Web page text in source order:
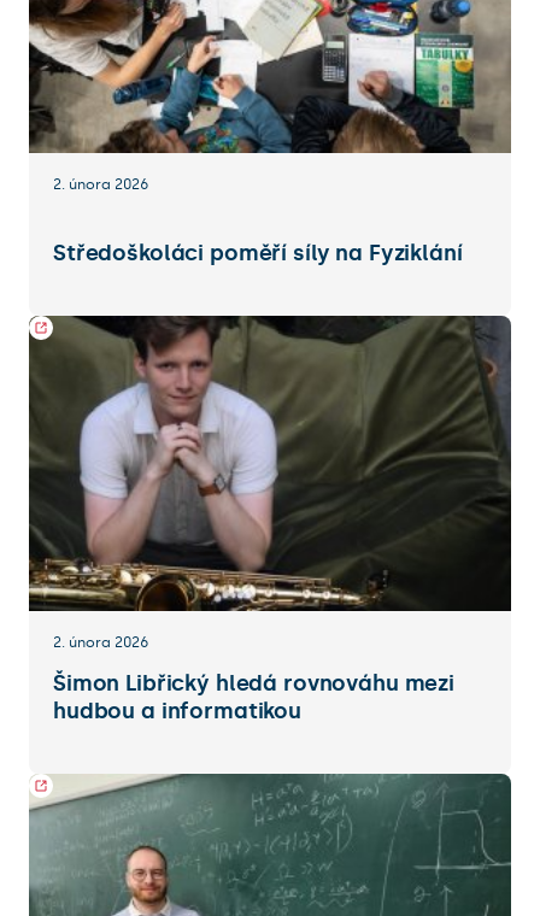
2. února 2026
Středoškoláci poměří síly na Fyziklání
2. února 2026
Šimon Libřický hledá rovnováhu mezi
hudbou a informatikou